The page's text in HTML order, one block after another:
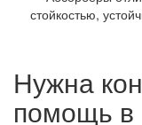
стойкостью,
Нужна
помощь в